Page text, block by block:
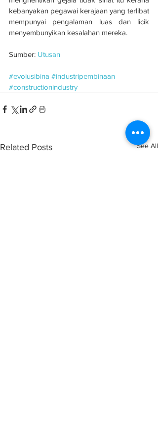
kebanyakan pegawai kerajaan yang terlibat
mempunyai pengalaman luas dan licik
menyembunyikan kesalahan me­reka.
Sumber: Utusan
#evolusibina #industripembinaan
#constructionindustry
Related Posts See All